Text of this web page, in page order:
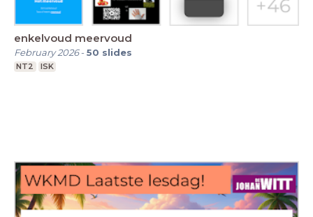
enkelvoud meervoud
February 2026-50 slides
NT2 ISK